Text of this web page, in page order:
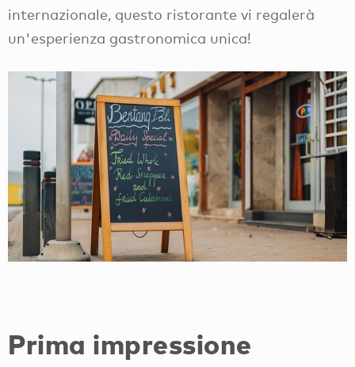
internazionale, questo ristorante vi regalerà
un'esperienza gastronomica unica!
Prima impressione